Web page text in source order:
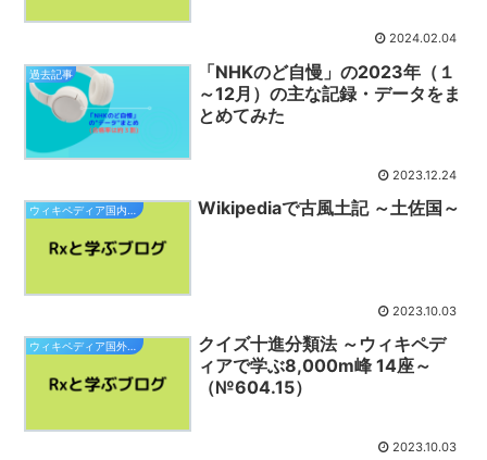
2024.02.04
過去記事
「NHKのど自慢」の2023年（１
～12月）の主な記録・データをま
とめてみた
2023.12.24
Wikipediaで古風土記 ～土佐国～
2023.10.03
ウィキペディア国外小旅行
クイズ十進分類法 ～ウィキペデ
ィアで学ぶ8,000m峰 14座～
（№604.15）
2023.10.03